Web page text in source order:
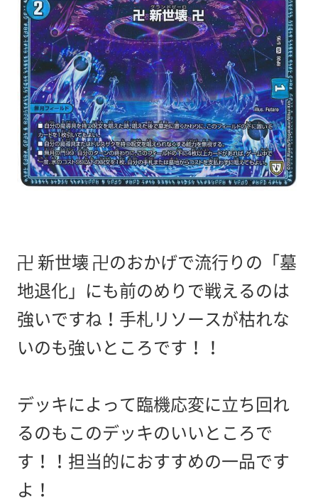
卍 新世壊 卍のおかげで流行りの「墓
地退化」にも前のめりで戦えるのは
強いですね！手札リソースが枯れな
いのも強いところです！！
デッキによって臨機応変に立ち回れ
るのもこのデッキのいいところで
す！！担当的におすすめの一品です
よ！